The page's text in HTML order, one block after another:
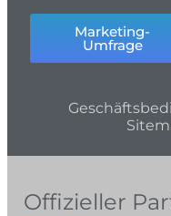
Marketing-
Umfrage
Offizieller